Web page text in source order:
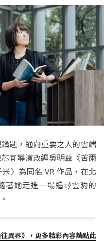
匙，通向重要之人的雲端
宜導演改編吳明益《苦雨
〉為同名 VR 作品，在北
著她走進一場追尋雲豹的
異界》，更多精彩內容請點此